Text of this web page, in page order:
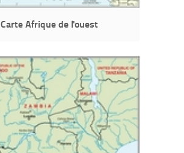
Carte Afrique de l'ouest